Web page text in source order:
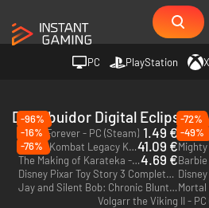
PC PlayStation
Distribuidor Digital Eclipse
-96%
Tetris Forever - PC (Steam) 1.49 €
-72%
-16%
Mortal Kombat Legacy Kollection - PC (Steam)41.09 €
-49%
-76%
The Making of Karateka - PC (Steam)4.69 €
Disney Pixar Toy Story 3 Complete Edition - PC (Steam)
Jay and Silent Bob: Chronic Blunt Punch - PC (Steam)
Volgarr the Viking II - PC